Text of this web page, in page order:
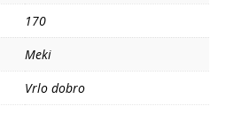
170
Meki
Vrlo dobro